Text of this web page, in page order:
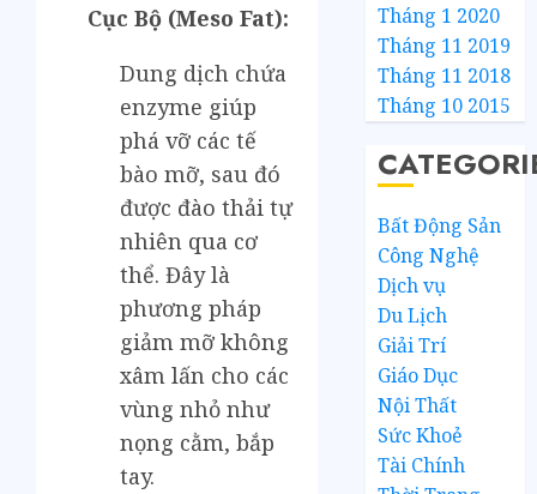
Cục Bộ (Meso Fat):
Dung dịch chứa
enzyme giúp
phá vỡ các tế
bào mỡ, sau đó
được đào thải tự
nhiên qua cơ
thể. Đây là
phương pháp
giảm mỡ không
xâm lấn cho các
vùng nhỏ như
nọng cằm, bắp
tay.
Tháng 1 2020
Tháng 11 2019
Tháng 11 2018
Tháng 10 2015
Bất Động Sản
Công Nghệ
Dịch vụ
Du Lịch
Giải Trí
Giáo Dục
Nội Thất
Sức Khoẻ
Tài Chính